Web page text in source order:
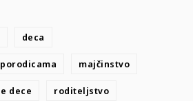
deca
majčinstvo
dece roditeljstvo